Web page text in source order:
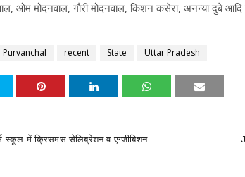
ओम मोदनवाल, गौरी मोदनवाल, किशन कसेरा, अनन्या दुबे
Purvanchal recent State Uttar Pradesh
स्कूल में क्रिसमस सेलिब्रेशन व एग्जीबिशन